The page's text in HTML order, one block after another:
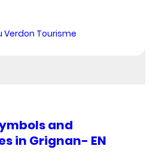
Verdon Tourisme
and
in Grignan- EN